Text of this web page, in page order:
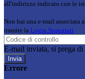
all'indirizzo indicato con le
Non hai una e-mail associata
tramite la Login Spaggiari
E-mail inviata, si prega di
Errore